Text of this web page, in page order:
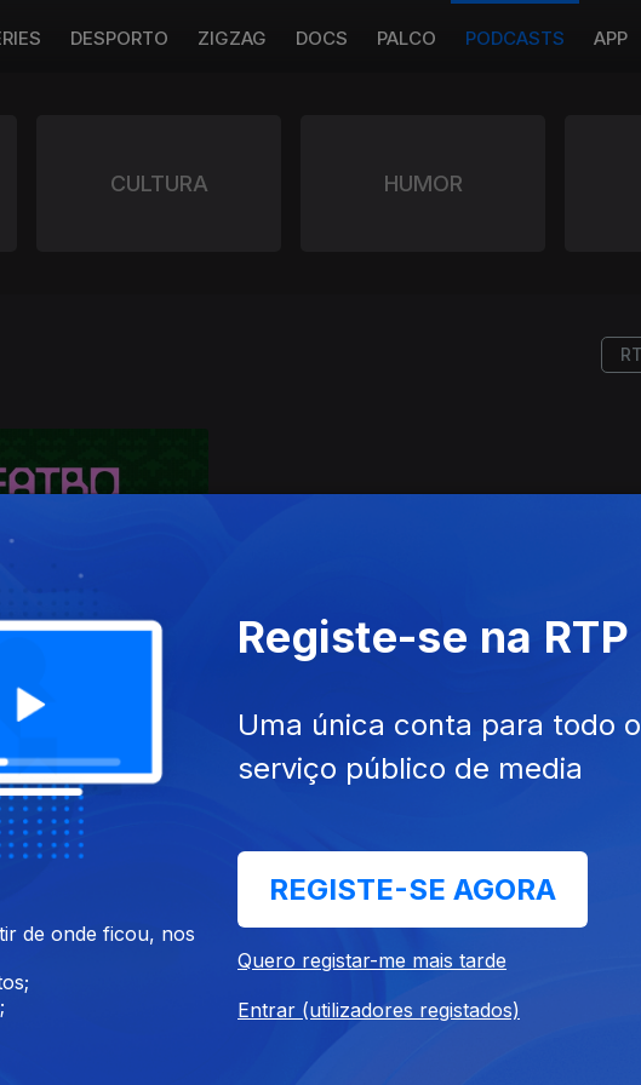
DESPORTO ZIGZAG DOCS PALCO PODCASTS APP
CULTURA HUMOR
Instale a aplicaçãoRTP Play
de onde ficou, nos
Registe-se na RTP
Uma única conta para todo o
serviço público de media
REGISTE-SE AGORA
Quero registar-me mais tarde
Entrar (utilizadores registados)